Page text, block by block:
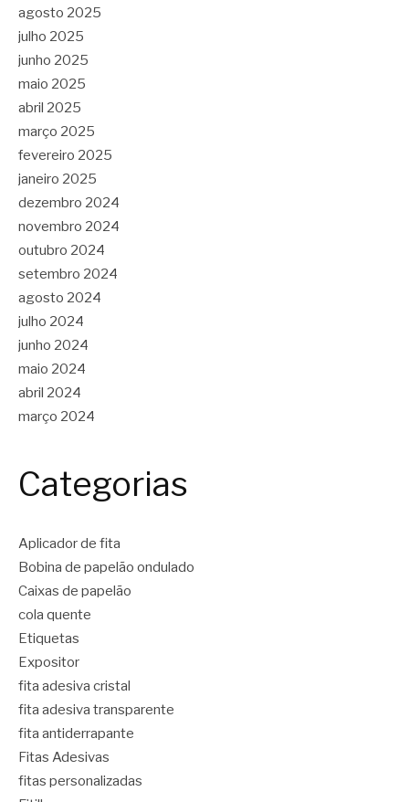
agosto 2025
julho 2025
junho 2025
maio 2025
abril 2025
março 2025
fevereiro 2025
janeiro 2025
dezembro 2024
novembro 2024
outubro 2024
setembro 2024
agosto 2024
julho 2024
junho 2024
maio 2024
abril 2024
março 2024
Categorias
Aplicador de fita
Bobina de papelão ondulado
Caixas de papelão
cola quente
Etiquetas
Expositor
fita adesiva cristal
fita adesiva transparente
fita antiderrapante
Fitas Adesivas
fitas personalizadas